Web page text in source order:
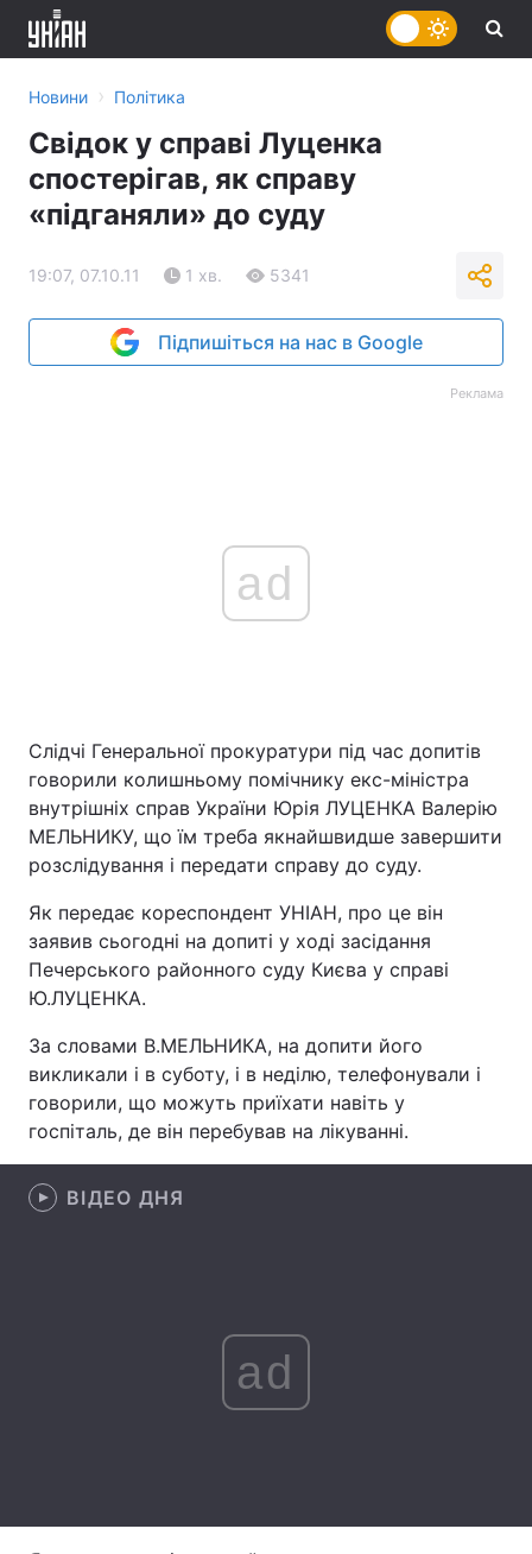
Головна Війна
Україна
Лайт
Цікавинки Погода
Новини › Політика
Свідок у справі Луценка
спостерігав, як справу
«підганяли» до суду
19:07, 07.10.11 1 хв. 5341
Підпишіться на нас в Google
Реклама
ad
Слідчі Генеральної прокуратури під час допитів
говорили колишньому помічнику екс-міністра
внутрішніх справ України Юрія ЛУЦЕНКА Валерію
МЕЛЬНИКУ, що їм треба якнайшвидше завершити
розслідування і передати справу до суду.
Як передає кореспондент УНІАН, про це він
заявив сьогодні на допиті у ході засідання
Печерського районного суду Києва у справі
Ю.ЛУЦЕНКА.
За словами В.МЕЛЬНИКА, на допити його
викликали і в суботу, і в неділю, телефонували і
говорили, що можуть приїхати навіть у
госпіталь, де він перебував на лікуванні.
ВІДЕО ДНЯ
ad